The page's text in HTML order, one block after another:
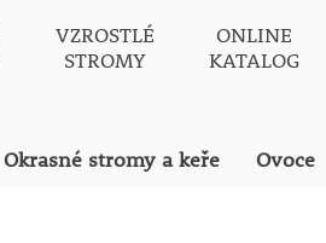
VZROSTLÉ
STROMY
ONLINE
KATALOG
Okrasné stromy a keře Ovoce